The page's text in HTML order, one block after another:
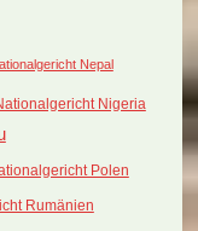
Nepal
Nigeria
Polen
Rumänien